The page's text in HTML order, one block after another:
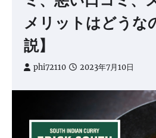
メリットはどうな
説】
phi72110 2023年7月10日